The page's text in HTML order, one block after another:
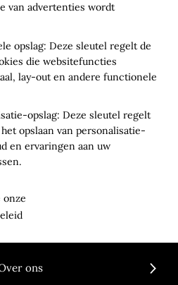
van advertenties wordt
opslag: Deze sleutel regelt de
die websitefuncties
lay-out en andere functionele
opslag: Deze sleutel regelt
opslaan van personalisatie-
en ervaringen aan uw
onze
ons